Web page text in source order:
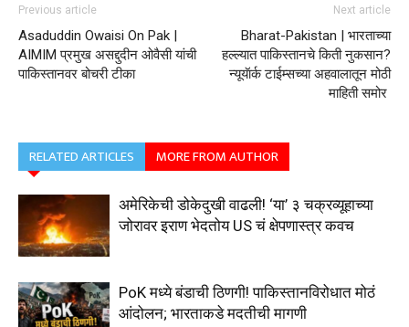
Previous article
Asaduddin Owaisi On Pak |
AIMIM प्रमुख असद्दुदीन ओवैसी यांची
पाकिस्तानवर बोचरी टीका
Next article
Bharat-Pakistan | भारताच्या
हल्ल्यात पाकिस्तानचे किती नुकसान?
न्यूयॅार्क टाईम्सच्या अहवालातून मोठी
माहिती समोर
RELATED ARTICLES MORE FROM AUTHOR
अमेरिकेची डोकेदुखी वाढली! ‘या’ ३ चक्रव्यूहाच्या
जोरावर इराण भेदतोय US चं क्षेपणास्त्र कवच
PoK मध्ये बंडाची ठिणगी! पाकिस्तानविरोधात मोठं
आंदोलन; भारताकडे मदतीची मागणी